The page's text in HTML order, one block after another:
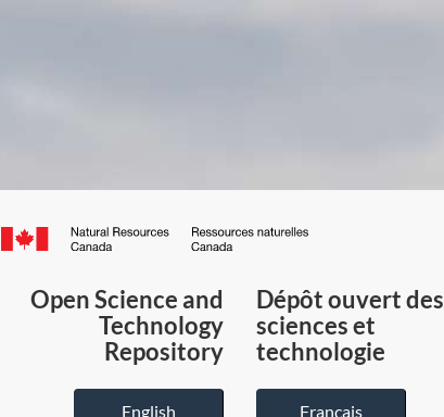
Canada.ca
du
Canada
Open Science and
Technology
Repository
English
Dépôt ouvert des
sciences et
technologie
Français